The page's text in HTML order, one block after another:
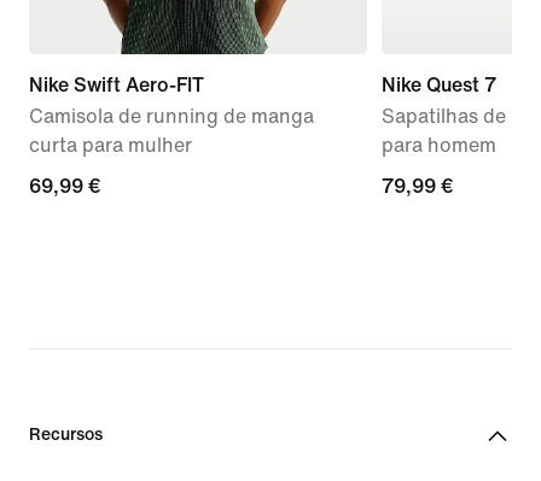
Nike Swift Aero-FIT
Camisola de running de manga
curta para mulher
69,99
69,99 €
Nike Quest 7
Sapatilhas de
para homem
79,99
79,99 €
Recursos